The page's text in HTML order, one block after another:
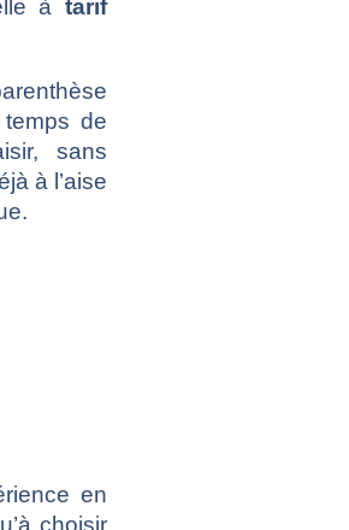
à tarif
de
sans
à l’aise
en
choisir